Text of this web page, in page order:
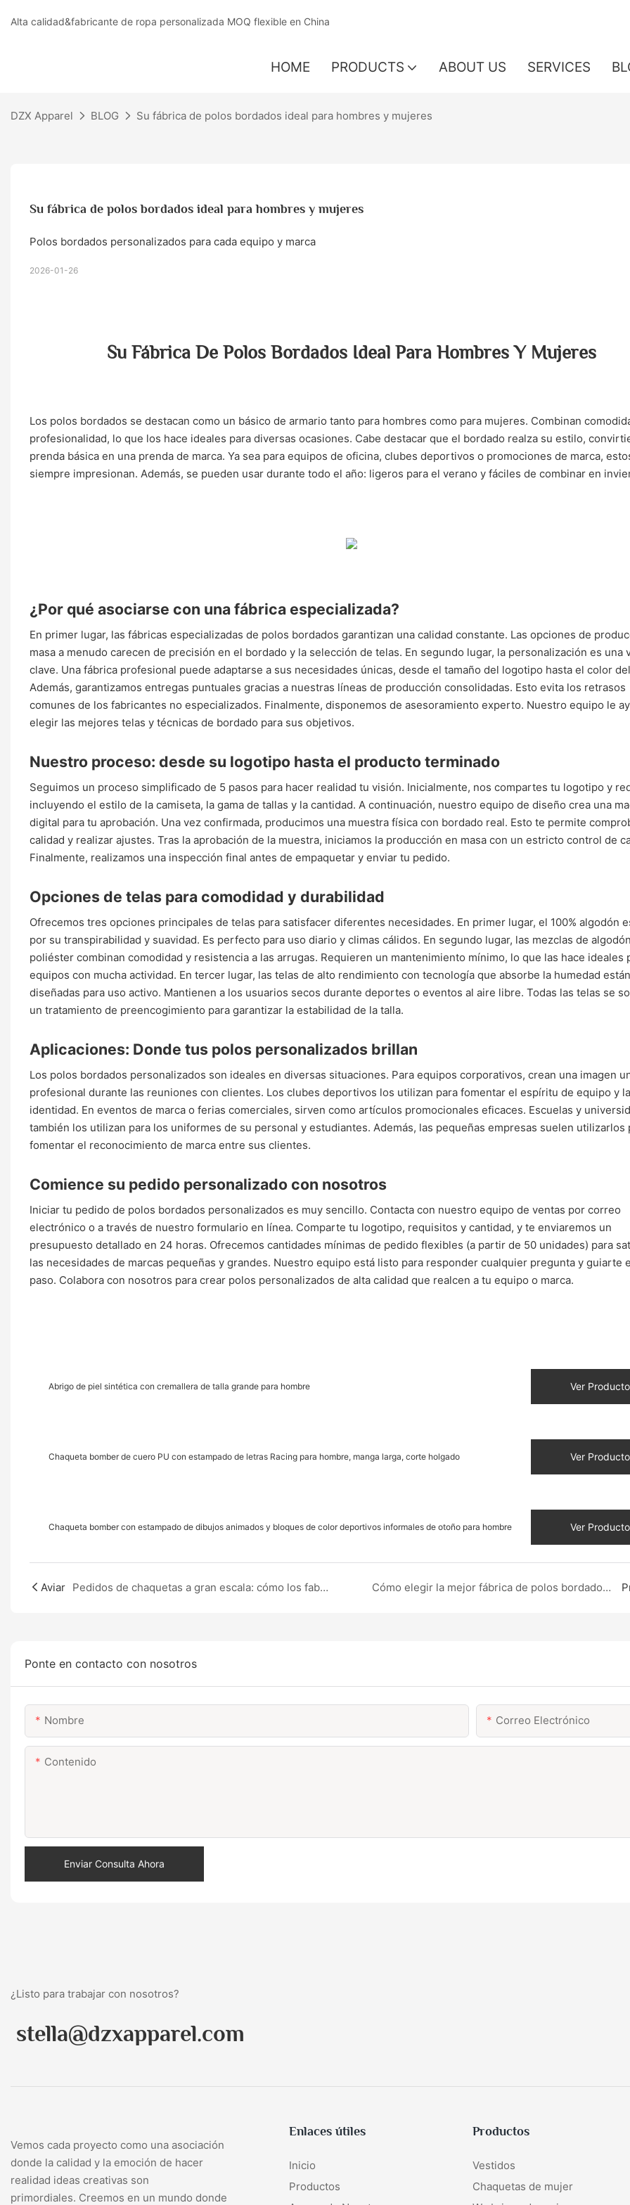
Alta calidad&fabricante de ropa personalizada MOQ flexible en China
HOME PRODUCTS ABOUT US SERVICES
DZX Apparel BLOG Su fábrica de polos bordados ideal para hombres y mujeres
Su fábrica de polos bordados ideal para hombres y mujeres
Polos bordados personalizados para cada equipo y marca
2026-01-26
Su Fábrica De Polos Bordados Ideal Para Hombres Y Mujeres
Los polos bordados se destacan como un básico de armario tanto para hombres como para mujeres. Combinan
profesionalidad, lo que los hace ideales para diversas ocasiones. Cabe destacar que el bordado realza su estilo,
prenda básica en una prenda de marca. Ya sea para equipos de oficina, clubes deportivos o promociones de marca,
siempre impresionan. Además, se pueden usar durante todo el año: ligeros para el verano y fáciles de combinar en
¿Por qué asociarse con una fábrica especializada?
En primer lugar, las fábricas especializadas de polos bordados garantizan una calidad constante. Las opciones de
masa a menudo carecen de precisión en el bordado y la selección de telas. En segundo lugar, la personalización es una
clave. Una fábrica profesional puede adaptarse a sus necesidades únicas, desde el tamaño del logotipo hasta el color
Además, garantizamos entregas puntuales gracias a nuestras líneas de producción consolidadas. Esto evita los retrasos
comunes de los fabricantes no especializados. Finalmente, disponemos de asesoramiento experto. Nuestro equipo le
elegir las mejores telas y técnicas de bordado para sus objetivos.
Nuestro proceso: desde su logotipo hasta el producto terminado
Seguimos un proceso simplificado de 5 pasos para hacer realidad tu visión. Inicialmente, nos compartes tu logotipo y
incluyendo el estilo de la camiseta, la gama de tallas y la cantidad. A continuación, nuestro equipo de diseño crea una
digital para tu aprobación. Una vez confirmada, producimos una muestra física con bordado real. Esto te permite
calidad y realizar ajustes. Tras la aprobación de la muestra, iniciamos la producción en masa con un estricto control de
Finalmente, realizamos una inspección final antes de empaquetar y enviar tu pedido.
Opciones de telas para comodidad y durabilidad
Ofrecemos tres opciones principales de telas para satisfacer diferentes necesidades. En primer lugar, el 100% algodón
por su transpirabilidad y suavidad. Es perfecto para uso diario y climas cálidos. En segundo lugar, las mezclas de
poliéster combinan comodidad y resistencia a las arrugas. Requieren un mantenimiento mínimo, lo que las hace ideales
equipos con mucha actividad. En tercer lugar, las telas de alto rendimiento con tecnología que absorbe la humedad están
diseñadas para uso activo. Mantienen a los usuarios secos durante deportes o eventos al aire libre. Todas las telas se
un tratamiento de preencogimiento para garantizar la estabilidad de la talla.
Aplicaciones: Donde tus polos personalizados brillan
Los polos bordados personalizados son ideales en diversas situaciones. Para equipos corporativos, crean una imagen
profesional durante las reuniones con clientes. Los clubes deportivos los utilizan para fomentar el espíritu de equipo y la
identidad. En eventos de marca o ferias comerciales, sirven como artículos promocionales eficaces. Escuelas y
también los utilizan para los uniformes de su personal y estudiantes. Además, las pequeñas empresas suelen utilizarlos
fomentar el reconocimiento de marca entre sus clientes.
Comience su pedido personalizado con nosotros
Iniciar tu pedido de polos bordados personalizados es muy sencillo. Contacta con nuestro equipo de ventas por correo
electrónico o a través de nuestro formulario en línea. Comparte tu logotipo, requisitos y cantidad, y te enviaremos un
presupuesto detallado en 24 horas. Ofrecemos cantidades mínimas de pedido flexibles (a partir de 50 unidades) para
las necesidades de marcas pequeñas y grandes. Nuestro equipo está listo para responder cualquier pregunta y guiarte
paso. Colabora con nosotros para crear polos personalizados de alta calidad que realcen a tu equipo o marca.
Abrigo de piel sintética con cremallera de talla grande para hombre Ver
Chaqueta bomber de cuero PU con estampado de letras Racing para hombre, manga larga, corte holgado Ver
Chaqueta bomber con estampado de dibujos animados y bloques de color deportivos informales de otoño para hombre Ver
Aviar Pedidos de chaquetas a gran escala: cómo los fabricantes garantizan la calidad y la rapidez Cómo elegir la mejor fábrica de polos bordados para pedidos al por mayor
Ponte en contacto con nosotros
Nombre Correo Electrónico
Contenido
Enviar Consulta Ahora
¿Listo para trabajar con nosotros?
stella@dzxapparel.com
Vemos cada proyecto como una asociación
donde la calidad y la emoción de hacer
realidad ideas creativas son
primordiales. Creemos en un mundo donde
Enlaces útiles
Inicio
Productos
Productos
Vestidos
Chaquetas de mujer